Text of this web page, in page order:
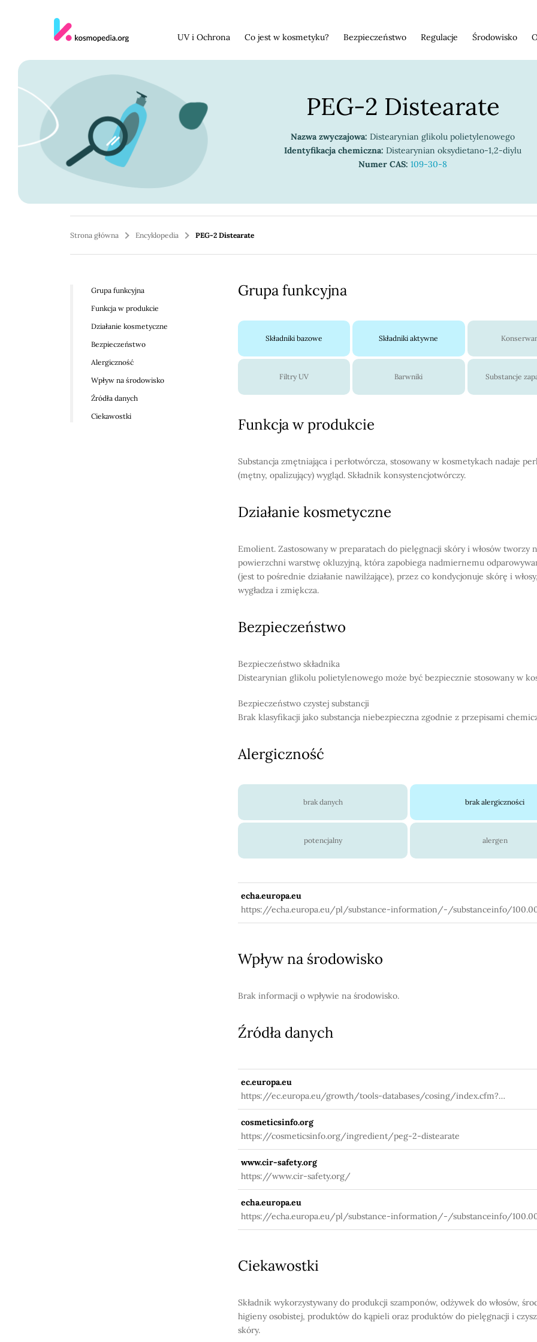
UV i Ochrona Co jest w kosmetyku? Bezpieczeństwo Regulacje Środowisko
PEG-2 Distearate
Nazwa zwyczajowa: Distearynian glikolu polietylenowego
Identyfikacja chemiczna: Distearynian oksydietano-1,2-diylu
Numer CAS: 109-30-8
Strona główna Encyklopedia PEG-2 Distearate
Grupa funkcyjna
Składniki bazowe Składniki aktywne
Filtry UV Barwniki Substancje
Funkcja w produkcie
Substancja zmętniająca i perłotwórcza, stosowany w kosmetykach nadaje
(mętny, opalizujący) wygląd. Składnik konsystencjotwórczy.
Działanie kosmetyczne
Emolient. Zastosowany w preparatach do pielęgnacji skóry i włosów tworzy
powierzchni warstwę okluzyjną, która zapobiega nadmiernemu
(jest to pośrednie działanie nawilżające), przez co kondycjonuje skórę i
wygładza i zmiękcza.
Bezpieczeństwo
Bezpieczeństwo składnika
Distearynian glikolu polietylenowego może być bezpiecznie stosowany w
Bezpieczeństwo czystej substancji
Brak klasyfikacji jako substancja niebezpieczna zgodnie z przepisami
Alergiczność
brak danych brak alergiczności
potencjalny alergen
echa.europa.eu
https://echa.europa.eu/pl/substance-information/-/substanceinfo/
Wpływ na środowisko
Brak informacji o wpływie na środowisko.
Źródła danych
ec.europa.eu
https://ec.europa.eu/growth/tools-databases/cosing/index.cfm?
fuseaction=search.details_v2&id=36029
cosmeticsinfo.org
https://cosmeticsinfo.org/ingredient/peg-2-distearate
www.cir-safety.org
https://www.cir-safety.org/
echa.europa.eu
https://echa.europa.eu/pl/substance-information/-/substanceinfo/
Ciekawostki
Składnik wykorzystywany do produkcji szamponów, odżywek do włosów,
higieny osobistej, produktów do kąpieli oraz produktów do pielęgnacji i
skóry.
Grupa funkcyjna
Funkcja w produkcie
Działanie kosmetyczne
Bezpieczeństwo
Alergiczność
Wpływ na środowisko
Źródła danych
Ciekawostki